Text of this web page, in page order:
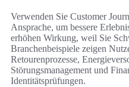
Verwenden Sie Customer
Ansprache, um bessere
erhöhen Wirkung, weil Sie
Branchenbeispiele zeigen
Retourenprozesse,
Störungsmanagement und
Identitätsprüfungen.